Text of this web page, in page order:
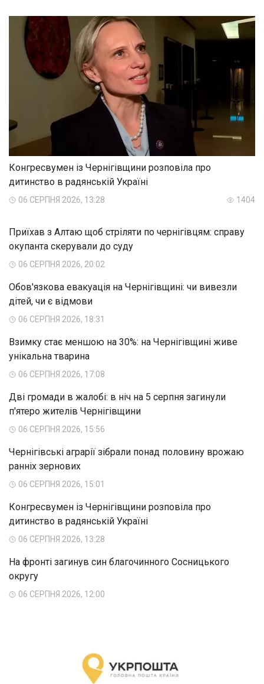
Конгресвумен із Чернігівщини розповіла про
дитинство в радянській Україні
06 СЕРПНЯ 2026, 13:28 1404
Приїхав з Алтаю щоб стріляти по чернігівцям: справу
окупанта скерували до суду
06 СЕРПНЯ 2026, 20:02
Обов'язкова евакуація на Чернігівщині: чи вивезли
дітей, чи є відмови
06 СЕРПНЯ 2026, 18:31
Взимку стає меншою на 30%: на Чернігівщині живе
унікальна тварина
06 СЕРПНЯ 2026, 17:08
Дві громади в жалобі: в ніч на 5 серпня загинули
п'ятеро жителів Чернігівщини
06 СЕРПНЯ 2026, 15:56
Чернігівські аграрії зібрали понад половину врожаю
ранніх зернових
06 СЕРПНЯ 2026, 15:01
Конгресвумен із Чернігівщини розповіла про
дитинство в радянській Україні
06 СЕРПНЯ 2026, 13:28
На фронті загинув син благочинного Сосницького
округу
06 СЕРПНЯ 2026, 12:00